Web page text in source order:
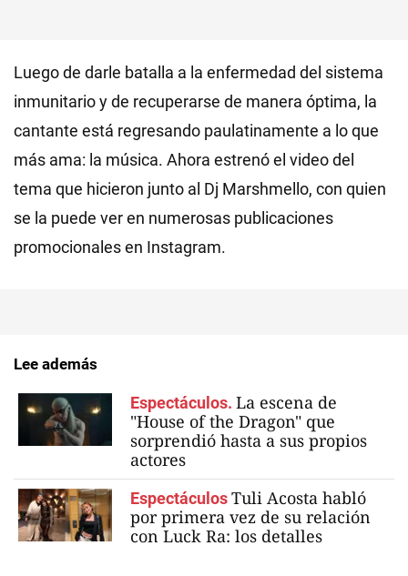
Luego de darle batalla a la enfermedad del sistema
inmunitario y de recuperarse de manera óptima, la
cantante está regresando paulatinamente a lo que
más ama: la música. Ahora estrenó el video del
tema que hicieron junto al Dj Marshmello, con quien
se la puede ver en numerosas publicaciones
promocionales en Instagram.
Lee además
Espectáculos. La escena de
"House of the Dragon" que
sorprendió hasta a sus propios
actores
EspectáculosTuli Acosta habló
por primera vez de su relación
con Luck Ra: los detalles